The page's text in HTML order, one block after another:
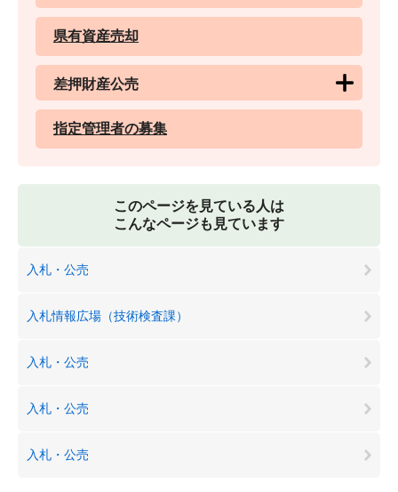
県有資産売却
差押財産公売
指定管理者の募集
このページを見ている人は
こんなページも見ています
入札・公売
入札情報広場（技術検査課）
入札・公売
入札・公売
入札・公売